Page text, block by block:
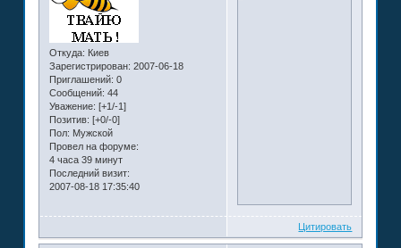
Откуда: Киев
Зарегистрирован: 2007-06-18
Приглашений: 0
Сообщений: 44
Уважение: [+1/-1]
Позитив: [+0/-0]
Пол: Мужской
Провел на форуме:
4 часа 39 минут
Последний визит:
2007-08-18 17:35:40
Цитировать